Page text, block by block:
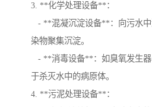
3. **化学处理设备**：
- **混凝沉淀设备**：向污水
染物聚集沉淀。
- **消毒设备**：如臭氧发生器
于杀灭水中的病原体。
4. **污泥处理设备**：